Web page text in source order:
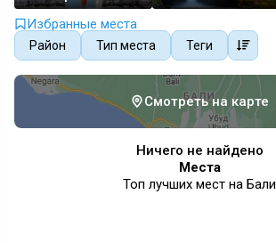
Избранные места
Район Тип места Теги
Смотреть на карте
Ничего не найдено
Места
Топ лучших мест на Бали